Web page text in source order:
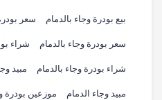
بيع بودرة وجاء بالدمام سعر
سعر بودرة وجاء بالدمام شراء
شراء بودرة وجاء بالدمام مبيد
مبيد وجاء الدمام موزعين بودرة